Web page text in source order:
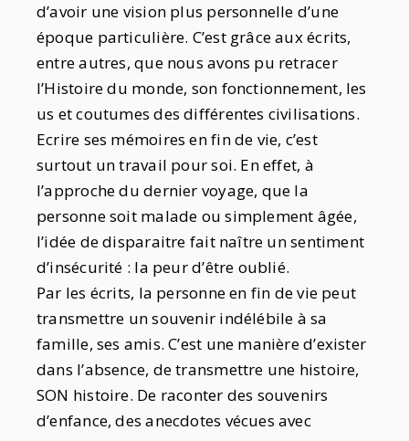
d’avoir une vision plus personnelle d’une
époque particulière. C’est grâce aux écrits,
entre autres, que nous avons pu retracer
l’Histoire du monde, son fonctionnement, les
us et coutumes des différentes civilisations.
Ecrire ses mémoires en fin de vie, c’est
surtout un travail pour soi. En effet, à
l’approche du dernier voyage, que la
personne soit malade ou simplement âgée,
l’idée de disparaitre fait naître un sentiment
d’insécurité : la peur d’être oublié.
Par les écrits, la personne en fin de vie peut
transmettre un souvenir indélébile à sa
famille, ses amis. C’est une manière d’exister
dans l’absence, de transmettre une histoire,
SON histoire. De raconter des souvenirs
d’enfance, des anecdotes vécues avec